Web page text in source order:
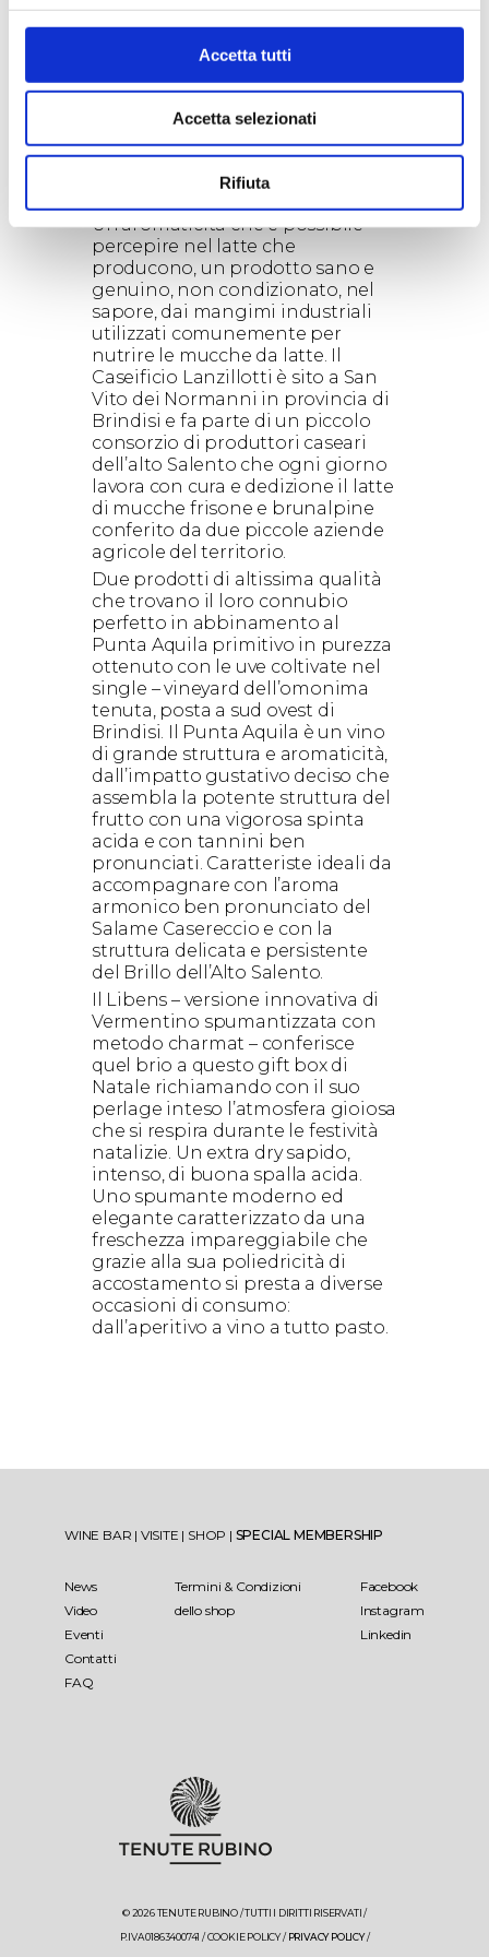
Accetta tutti
Accetta selezionati
Rifiuta
L’allevamento di questi animali
avviene in un regime di libertà e
la loro alimentazione è pertanto
arboree e arbustive della macchia
mediterranea. Queste pregiate
libere di pascolare e nutrirsi
dell’’erba aromatica della
Un’aromaticità che è possibile
percepire nel latte che
producono, un prodotto sano e
genuino, non condizionato, nel
sapore, dai mangimi industriali
utilizzati comunemente per
nutrire le mucche da latte. Il
Caseificio Lanzillotti è sito a San
Vito dei Normanni in provincia di
Brindisi e fa parte di un piccolo
consorzio di produttori caseari
dell’alto Salento che ogni giorno
lavora con cura e dedizione il latte
di mucche frisone e brunalpine
conferito da due piccole aziende
agricole del territorio.
Due prodotti di altissima qualità
che trovano il loro connubio
perfetto in abbinamento al
Punta Aquila primitivo in purezza
ottenuto con le uve coltivate nel
single – vineyard dell’omonima
tenuta, posta a sud ovest di
Brindisi. Il Punta Aquila è un vino
di grande struttura e aromaticità,
dall’impatto gustativo deciso che
assembla la potente struttura del
frutto con una vigorosa spinta
acida e con tannini ben
pronunciati. Caratteriste ideali da
accompagnare con l’aroma
armonico ben pronunciato del
Salame Casereccio e con la
struttura delicata e persistente
del Brillo dell’Alto Salento.
Il Libens – versione innovativa di
Vermentino spumantizzata con
metodo charmat – conferisce
quel brio a questo gift box di
Natale richiamando con il suo
perlage inteso l’atmosfera gioiosa
che si respira durante le festività
natalizie. Un extra dry sapido,
intenso, di buona spalla acida.
Uno spumante moderno ed
elegante caratterizzato da una
freschezza impareggiabile che
grazie alla sua poliedricità di
accostamento si presta a diverse
occasioni di consumo:
dall’aperitivo a vino a tutto pasto.
WINE BAR | VISITE | SHOP | SPECIAL MEMBERSHIP
News
Video
Eventi
Contatti
FAQ
Termini & Condizioni
dello shop
Facebook
Instagram
Linkedin
© 2026 TENUTE RUBINO / TUTTI I DIRITTI RISERVATI /
P.IVA 01863400741 /COOKIE POLICY/PRIVACY POLICY/